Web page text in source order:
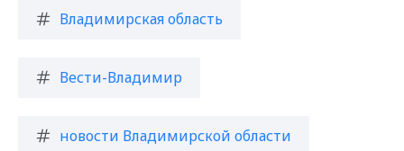
Владимирская область
Вести-Владимир
новости Владимирской области